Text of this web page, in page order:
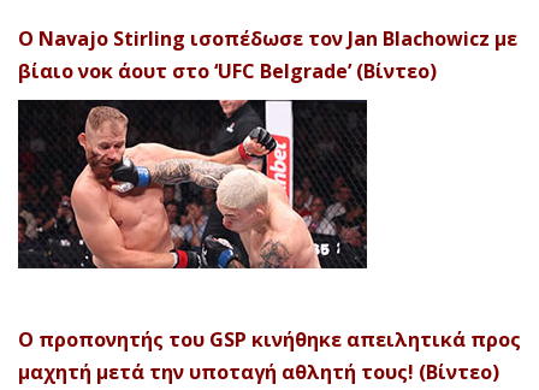
Ο Navajo Stirling ισοπέδωσε τον Jan Blachowicz με
βίαιο νοκ άουτ στο ‘UFC Belgrade’ (Βίντεο)
Ο προπονητής του GSP κινήθηκε απειλητικά προς
μαχητή μετά την υποταγή αθλητή τους! (Βίντεο)